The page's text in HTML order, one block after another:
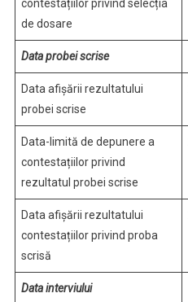
contestațiilor privind selecția
de dosare
Data probei scrise
Data afișării rezultatului
probei scrise
Data-limită de depunere a
contestațiilor privind
rezultatul probei scrise
Data afișării rezultatului
contestațiilor privind proba
scrisă
Data interviului